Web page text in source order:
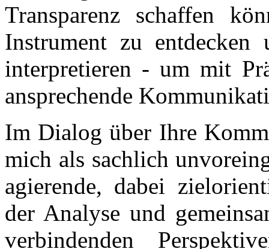
Transparenz schaffen
Instrument zu
interpretieren - um mit
ansprechende
Im Dialog über Ihre
mich als sachlich
agierende, dabei
der Analyse und
verbindenden